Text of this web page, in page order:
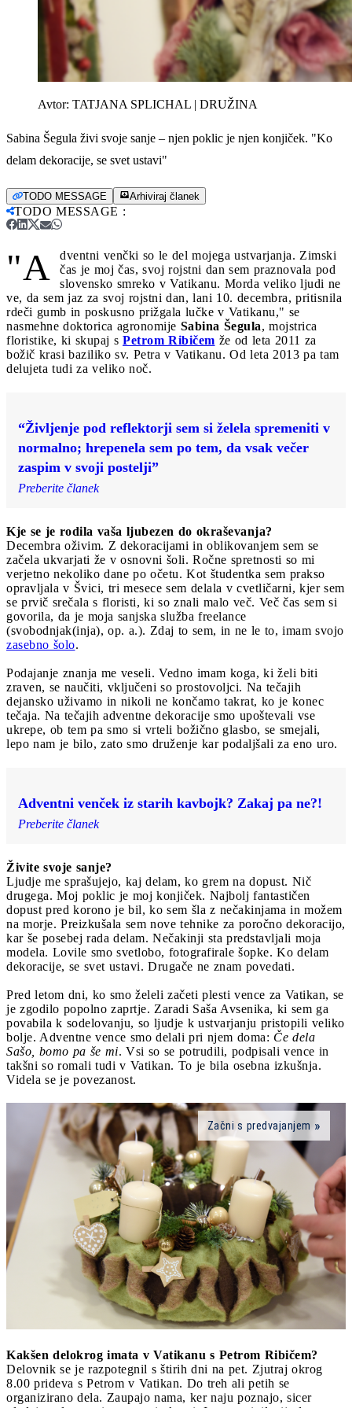
Avtor: TATJANA SPLICHAL | DRUŽINA
Sabina Šegula živi svoje sanje – njen poklic je njen konjiček. "Ko
delam dekoracije, se svet ustavi"
TODO MESSAGE Arhiviraj članek
TODO MESSAGE :
"A
dventni venčki so le del mojega ustvarjanja. Zimski
čas je moj čas, svoj rojstni dan sem praznovala pod
slovensko smreko v Vatikanu. Morda veliko ljudi ne
ve, da sem jaz za svoj rojstni dan, lani 10. decembra, pritisnila
rdeči gumb in poskusno prižgala lučke v Vatikanu," se
nasmehne doktorica agronomije Sabina Šegula, mojstrica
floristike, ki skupaj s Petrom Ribičem že od leta 2011 za
božič krasi baziliko sv. Petra v Vatikanu. Od leta 2013 pa tam
delujeta tudi za veliko noč.
“Življenje pod reflektorji sem si želela spremeniti v
normalno; hrepenela sem po tem, da vsak večer
zaspim v svoji postelji”
Preberite članek
Kje se je rodila vaša ljubezen do okraševanja?
Decembra oživim. Z dekoracijami in oblikovanjem sem se
začela ukvarjati že v osnovni šoli. Ročne spretnosti so mi
verjetno nekoliko dane po očetu. Kot študentka sem prakso
opravljala v Švici, tri mesece sem delala v cvetličarni, kjer sem
se prvič srečala s floristi, ki so znali malo več. Več čas sem si
govorila, da je moja sanjska služba freelance
(svobodnjak(inja), op. a.). Zdaj to sem, in ne le to, imam svojo
zasebno šolo.
Podajanje znanja me veseli. Vedno imam koga, ki želi biti
zraven, se naučiti, vključeni so prostovoljci. Na tečajih
dejansko uživamo in nikoli ne končamo takrat, ko je konec
tečaja. Na tečajih adventne dekoracije smo upoštevali vse
ukrepe, ob tem pa smo si vrteli božično glasbo, se smejali,
lepo nam je bilo, zato smo druženje kar podaljšali za eno uro.
Adventni venček iz starih kavbojk? Zakaj pa ne?!
Preberite članek
Živite svoje sanje?
Ljudje me sprašujejo, kaj delam, ko grem na dopust. Nič
drugega. Moj poklic je moj konjiček. Najbolj fantastičen
dopust pred korono je bil, ko sem šla z nečakinjama in možem
na morje. Preizkušala sem nove tehnike za poročno dekoracijo,
kar še posebej rada delam. Nečakinji sta predstavljali moja
modela. Lovile smo svetlobo, fotografirale šopke. Ko delam
dekoracije, se svet ustavi. Drugače ne znam povedati.
Pred letom dni, ko smo želeli začeti plesti vence za Vatikan, se
je zgodilo popolno zaprtje. Zaradi Saša Avsenika, ki sem ga
povabila k sodelovanju, so ljudje k ustvarjanju pristopili veliko
bolje. Adventne vence smo delali pri njem doma: Če dela
Sašo, bomo pa še mi. Vsi so se potrudili, podpisali vence in
takšni so romali tudi v Vatikan. To je bila osebna izkušnja.
Videla se je povezanost.
Začni s predvajanjem
Kakšen delokrog imata v Vatikanu s Petrom Ribičem?
Delovnik se je razpotegnil s štirih dni na pet. Zjutraj okrog
8.00 prideva s Petrom v Vatikan. Do treh ali petih se
organizirano dela. Zaupajo nama, ker naju poznajo, sicer